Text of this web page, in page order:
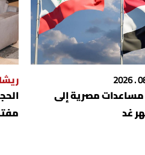
مصرية إلى
غد